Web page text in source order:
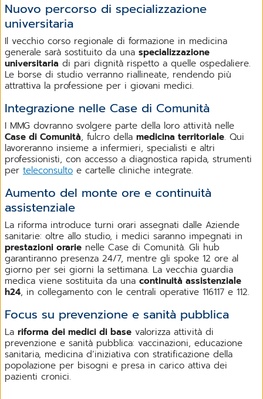
Nuovo percorso di specializzazione
universitaria
Il vecchio corso regionale di formazione in medicina
generale sarà sostituito da una specializzazione
universitaria di pari dignità rispetto a quelle ospedaliere.
Le borse di studio verranno riallineate, rendendo più
attrattiva la professione per i giovani medici.
Integrazione nelle Case di Comunità
I MMG dovranno svolgere parte della loro attività nelle
Case di Comunità, fulcro della medicina territoriale. Qui
lavoreranno insieme a infermieri, specialisti e altri
professionisti, con accesso a diagnostica rapida, strumenti
per teleconsulto e cartelle cliniche integrate.
Aumento del monte ore e continuità
assistenziale
La riforma introduce turni orari assegnati dalle Aziende
sanitarie: oltre allo studio, i medici saranno impegnati in
prestazioni orarie nelle Case di Comunità. Gli hub
garantiranno presenza 24/7, mentre gli spoke 12 ore al
giorno per sei giorni la settimana. La vecchia guardia
medica viene sostituita da una continuità assistenziale
h24, in collegamento con le centrali operative 116117 e 112.
Focus su prevenzione e sanità pubblica
La riforma dei medici di base valorizza attività di
prevenzione e sanità pubblica: vaccinazioni, educazione
sanitaria, medicina d’iniziativa con stratificazione della
popolazione per bisogni e presa in carico attiva dei
pazienti cronici.